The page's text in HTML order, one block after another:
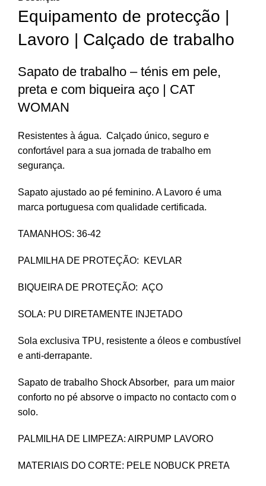
Equipamento de protecção |
Lavoro | Calçado de trabalho
Sapato de trabalho – ténis em pele,
preta e com biqueira aço | CAT
WOMAN
Resistentes à água. Calçado único, seguro e
confortável para a sua jornada de trabalho em
segurança.
Sapato ajustado ao pé feminino. A Lavoro é uma
marca portuguesa com qualidade certificada.
TAMANHOS: 36-42
PALMILHA DE PROTEÇÃO: KEVLAR
BIQUEIRA DE PROTEÇÃO: AÇO
SOLA: PU DIRETAMENTE INJETADO
Sola exclusiva TPU, resistente a óleos e combustível
e anti-derrapante.
Sapato de trabalho Shock Absorber, para um maior
conforto no pé absorve o impacto no contacto com o
solo.
PALMILHA DE LIMPEZA: AIRPUMP LAVORO
MATERIAIS DO CORTE: PELE NOBUCK PRETA